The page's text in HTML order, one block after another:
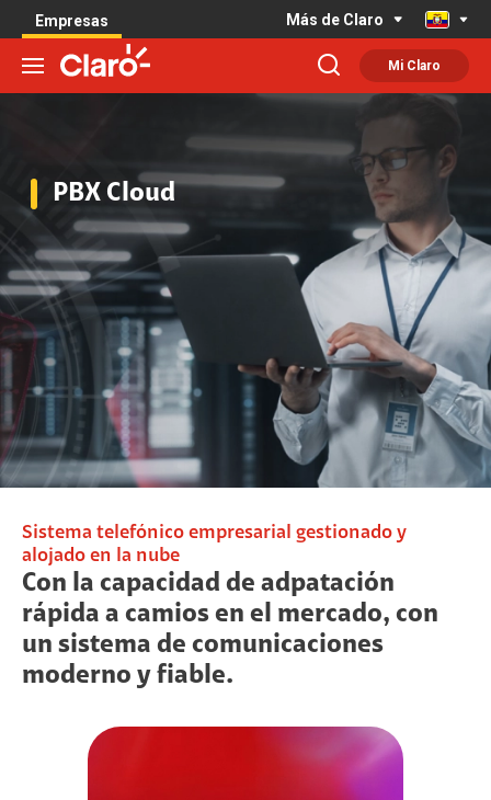
Empresas Más de Claro
Mi Claro
PBX Cloud
Sistema telefónico empresarial gestionado y
alojado en la nube
Con la capacidad de adpatación
rápida a camios en el mercado, con
un sistema de comunicaciones
moderno y fiable.